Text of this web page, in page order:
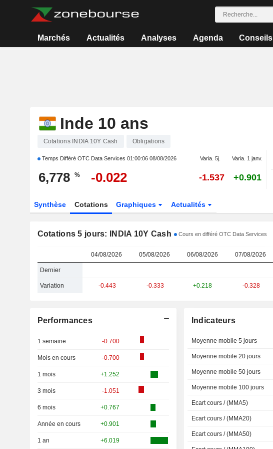
Marchés Actualités Analyses Agenda Conseils
Inde 10 ans
Cotations INDIA 10Y Cash Obligations
Temps Différé OTC Data Services 01:00:06 08/08/2026 Varia. 5j. Varia. 1 janv.
6,778 % -0.022 -1.537 +0.901
Synthèse Cotations Graphiques Actualités
Cotations 5 jours: INDIA 10Y Cash Cours en différé OTC Data Services
04/08/2026 05/08/2026 06/08/2026 07/08/2026
Dernier
Variation -0.443 -0.333 +0.218 -0.328
Performances
1 semaine -0.700
Mois en cours -0.700
1 mois +1.252
3 mois -1.051
6 mois +0.767
Année en cours +0.901
1 an +6.019
Indicateurs
Moyenne mobile 5 jours
Moyenne mobile 20 jours
Moyenne mobile 50 jours
Moyenne mobile 100 jours
Ecart cours / (MMA5)
Ecart cours / (MMA20)
Ecart cours / (MMA50)